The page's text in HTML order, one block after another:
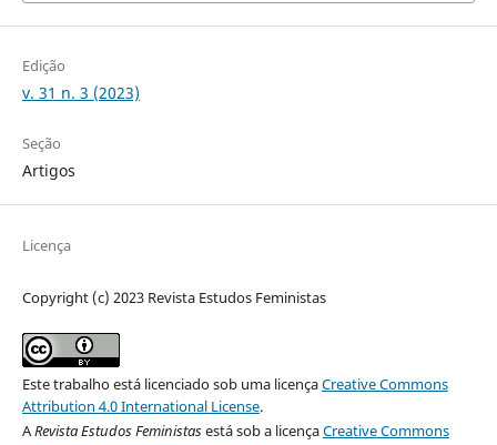
Edição
v. 31 n. 3 (2023)
Seção
Artigos
Licença
Copyright (c) 2023 Revista Estudos Feministas
Este trabalho está licenciado sob uma licençaCreative Commons
Attribution 4.0 International License.
ARevista Estudos Feministasestá sob a licençaCreative Commons